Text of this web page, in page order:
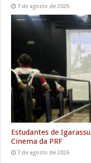
7 de agosto de 2026
Estudantes de
Cinema da PRF
7 de agosto de 2026